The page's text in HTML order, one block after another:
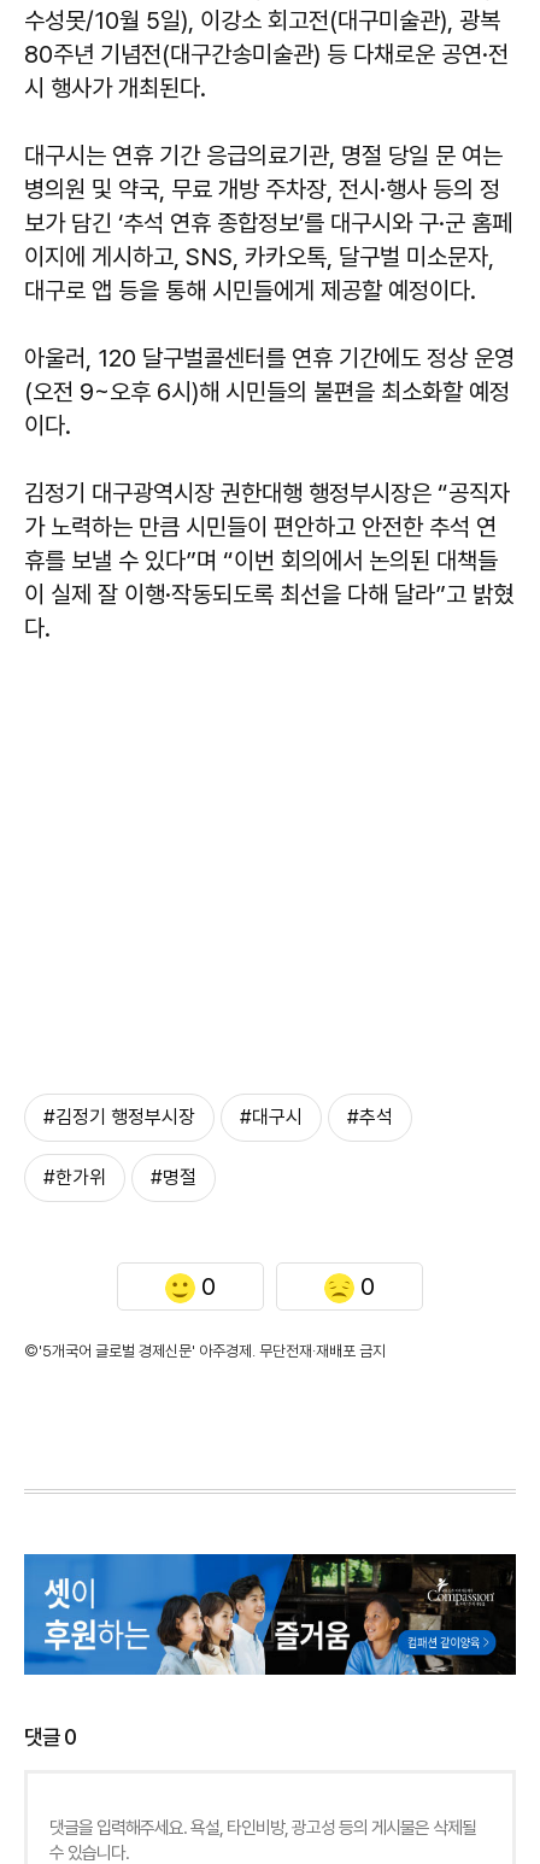
수성못/10월 5일), 이강소 회고전(대구미술관), 광복
80주년 기념전(대구간송미술관) 등 다채로운 공연·전
시 행사가 개최된다.
대구시는 연휴 기간 응급의료기관, 명절 당일 문 여는
병의원 및 약국, 무료 개방 주차장, 전시·행사 등의 정
보가 담긴 ‘추석 연휴 종합정보’를 대구시와 구·군 홈페
이지에 게시하고, SNS, 카카오톡, 달구벌 미소문자,
대구로 앱 등을 통해 시민들에게 제공할 예정이다.
아울러, 120 달구벌콜센터를 연휴 기간에도 정상 운영
(오전 9~오후 6시)해 시민들의 불편을 최소화할 예정
이다.
김정기 대구광역시장 권한대행 행정부시장은 “공직자
가 노력하는 만큼 시민들이 편안하고 안전한 추석 연
휴를 보낼 수 있다”며 “이번 회의에서 논의된 대책들
이 실제 잘 이행·작동되도록 최선을 다해 달라”고 밝혔
다.
#김정기 행정부시장 #대구시 #추석
#한가위 #명절
0 0
©'5개국어 글로벌 경제신문' 아주경제. 무단전재·재배포 금지
댓글0